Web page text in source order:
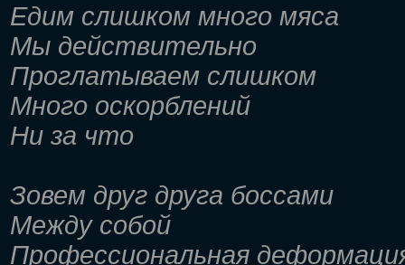
Едим слишком много мяса
Мы действительно
Проглатываем слишком
Много оскорблений
Ни за что
Зовем друг друга боссами
Между собой
Профессиональная